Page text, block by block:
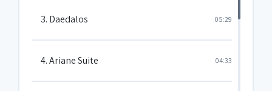
3. Daedalos 05:29
4. Ariane Suite 04:33